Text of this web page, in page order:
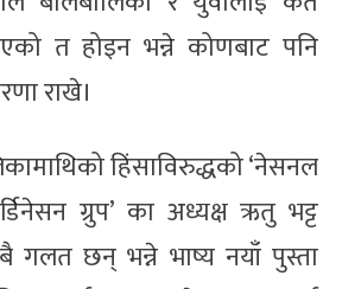
त होइन भन्ने कोणबाट पनि
राखे।
हिंसाविरुद्धको ‘नेसनल
ग्रुप’ का अध्यक्ष ऋतु भट्ट
छन् भन्ने भाष्य नयाँ पुस्ता